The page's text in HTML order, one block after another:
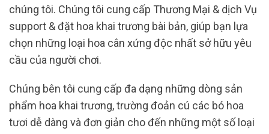
chúng tôi. Chúng tôi cung cấp Thương Mại & dịch Vụ
support & đặt hoa khai trương bài bản, giúp bạn lựa
chọn những loại hoa cân xứng độc nhất sở hữu yêu
cầu của người chơi.
Chúng bên tôi cung cấp đa dạng những dòng sản
phẩm hoa khai trương, trường đoản cú các bó hoa
tươi dễ dàng và đơn giản cho đến những một số loại